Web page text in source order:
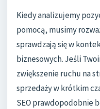
Kiedy analizujemy
pomocą, musimy
sprawdzają się w
biznesowych. Jeśli
zwiększenie ruchu na
sprzedaży w krótkim
SEO prawdopodobnie